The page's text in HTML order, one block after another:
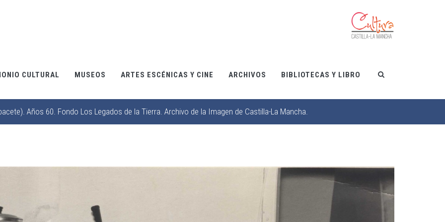
CULTURAL MUSEOS ARTES ESCÉNICAS Y CINE ARCHIVOS BIBLIOTECAS Y LIBRO
Años 60. Fondo Los Legados de la Tierra. Archivo de la Imagen de Castilla-La Mancha.